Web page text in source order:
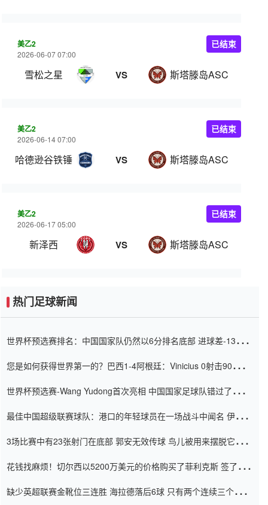
美乙2
2026-06-07 07:00
雪松之星 VS 斯塔滕岛ASC
已结束
美乙2
2026-06-14 07:00
哈德逊谷铁锤 VS 斯塔滕岛ASC
已结束
美乙2
2026-06-17 05:00
新泽西 VS 斯塔滕岛ASC
已结束
热门足球新闻
世界杯预选赛排名：中国国家队仍然以6分排名底部 进球差-13令人
您是如何获得世界第一的？巴西1-4阿根廷：Vinicius 0射击90分钟
世界杯预选赛-Wang Yudong首次亮相 中国国家足球队错过了世界
最佳中国超级联赛球队：港口的年轻球员在一场战斗中闻名 伊万放
3场比赛中有23张射门在底部 郭安无效传球 鸟儿被用来摆脱它
花钱找麻烦！切尔西以5200万美元的价格购买了菲利克斯 签了7年
缺少英超联赛金靴位三连胜 海拉德落后6球 只有两个连续三个连续